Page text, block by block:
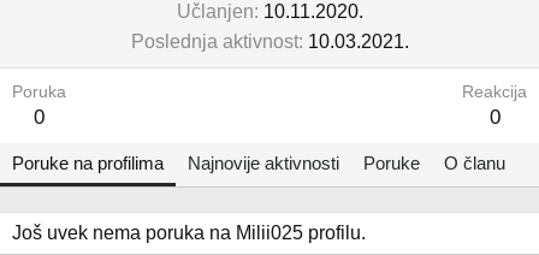
Učlanjen 10.11.2020.
Poslednja aktivnost 10.03.2021.
Poruka
0
Reakcija
0
Poruke na profilima Najnovije aktivnosti Poruke O članu
Još uvek nema poruka na Milii025 profilu.